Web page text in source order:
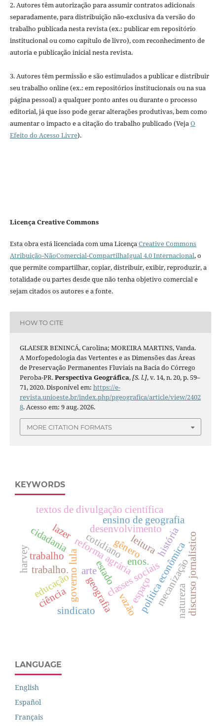
2. Autores têm autorização para assumir contratos adicionais
separadamente, para distribuição não-exclusiva da versão do
trabalho publicada nesta revista (ex.: publicar em repositório
institucional ou como capítulo de livro), com reconhecimento de
autoria e publicação inicial nesta revista.
3. Autores têm permissão e são estimulados a publicar e distribuir
seu trabalho online (ex.: em repositórios institucionais ou na sua
página pessoal) a qualquer ponto antes ou durante o processo
editorial, já que isso pode gerar alterações produtivas, bem como
aumentar o impacto e a citação do trabalho publicado (VejaO
Efeito do Acesso Livre).
Licença Creative Commons
Esta obra está licenciada com uma LicençaCreative Commons
Atribuição-NãoComercial-CompartilhaIgual 4.0 Internacional, o
que permite compartilhar, copiar, distribuir, exibir, reproduzir, a
totalidade ou partes desde que não tenha objetivo comercial e
sejam citados os autores e a fonte.
HOW TO CITE
GLAESER BENINCÁ, Carolina; MOREIRA MARTINS, Vanda.
A Morfopedologia das Vertentes e as Dimensões das Áreas
de Preservação Permanentes Fluviais na Bacia do Córrego
Peroba-PR.Perspectiva Geográfica,[S. l.], v. 14, n. 20, p. 59–
71, 2020. Disponível em: https://e-
revista.unioeste.br/index.php/pgeografica/article/view/2402
8. Acesso em: 9 aug. 2026.
MORE CITATION FORMATS
KEYWORDS
reforma agrária
governo lula classes sociais
estado
desenvolvimento
política econômica
mecanização
cotidiano
lazer discurso jornalístico
trabalho.
geografia
trabalho
sindicato
gêneroleitura
ensino de geografia
textos de divulgação científica
cidadania
educação
ciência
arte
natureza
vazão
enos.
história
harvey
espaço
LANGUAGE
English
Español
Français